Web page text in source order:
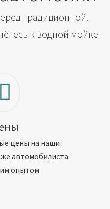
традиционной.
к водной мойке
цены на наши
автомобилиста
опытом